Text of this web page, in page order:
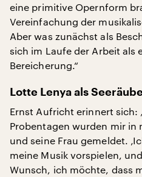
eine primitive Opernform
Vereinfachung der
Aber was zunächst als
sich im Laufe der Arbeit als
Bereicherung.“
Lotte Lenya als
Ernst Aufricht erinnert sich:
Probentagen wurden mir in
und seine Frau gemeldet.
meine Musik vorspielen,
Wunsch, ich möchte, dass